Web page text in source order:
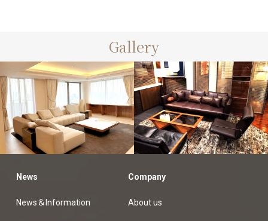
Gallery
美術協力
News
News＆Information
Company
About us